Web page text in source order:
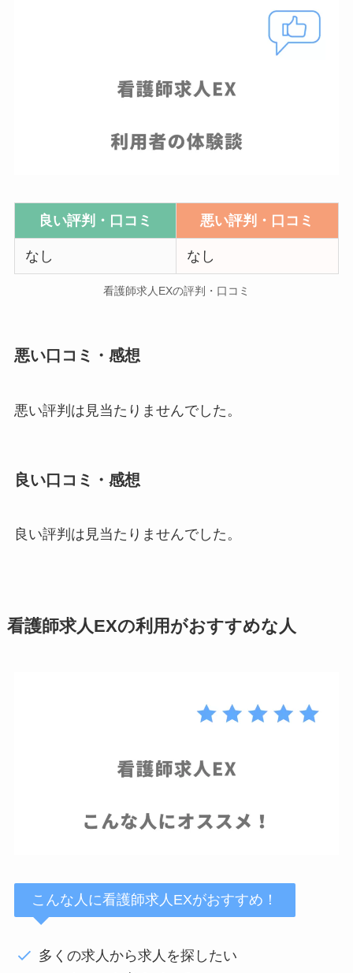
良い評判・口コミ 悪い評判・口コミ
なし なし
看護師求人EXの評判・口コミ
悪い口コミ・感想
悪い評判は見当たりませんでした。
良い口コミ・感想
良い評判は見当たりませんでした。
看護師求人EXの利用がおすすめな人
こんな人に看護師求人EXがおすすめ！
多くの求人から求人を探したい